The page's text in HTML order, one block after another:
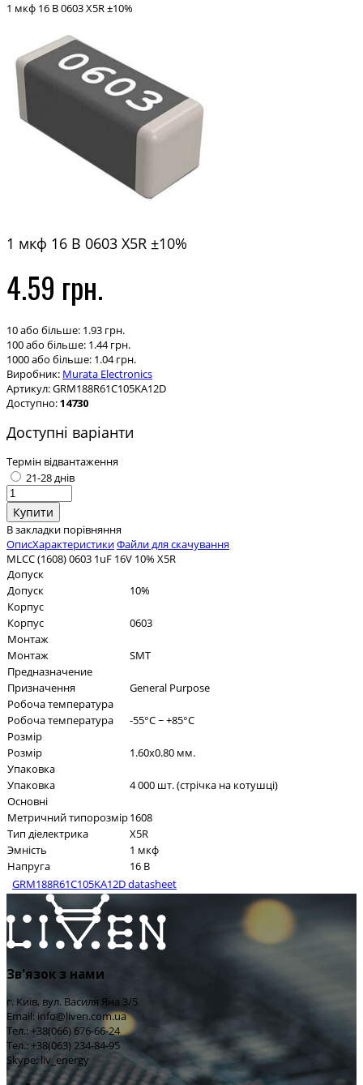
1 мкф 16 В 0603 X5R ±10%
1 мкф 16 В 0603 X5R ±10%
4.59 грн.
10 або більше: 1.93 грн.
100 або більше: 1.44 грн.
1000 або більше: 1.04 грн.
Виробник: Murata Electronics
Артикул:GRM188R61C105KA12D
Доступно:14730
Доступні варіанти
Термін відвантаження
21-28 днів
В закладки порівняння
ОписХарактеристикиФайли для скачування
MLCC (1608) 0603 1uF 16V 10% X5R
Допуск
Допуск
10%
Корпус
Корпус
0603
Монтаж
Монтаж
SMT
Предназначение
Призначення
General Purpose
Робоча температура
Робоча температура
-55°C ~ +85°C
Розмір
Розмір
1.60x0.80 мм.
Упаковка
Упаковка
4 000 шт. (стрічка на котушці)
Основні
Метричний типорозмір1608
Тип діелектрика
X5R
Эмність
1 мкф
Напруга
16 В
GRM188R61C105KA12D datasheet
Зв'язок з нами
г. Київ, вул. Василя Яна 3/5
Email: info@liven.com.ua
Тел.: +38(066) 676-66-24
Тел.: +38(063) 234-84-95
Skype: liv_energy